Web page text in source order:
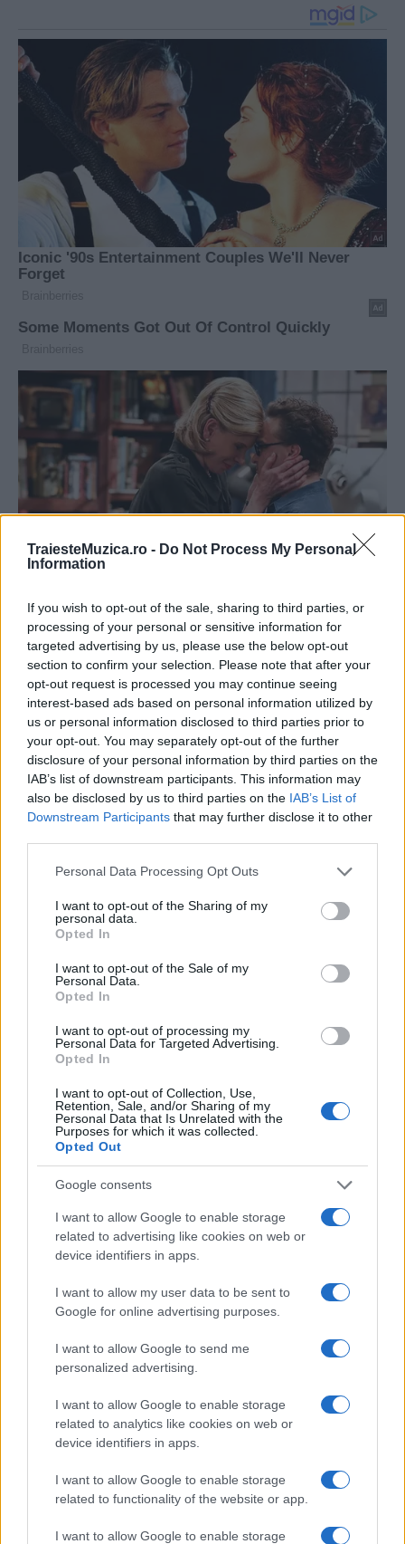
TraiesteMuzica.ro - Do Not Process My Personal
Information
If you wish to opt-out of the sale, sharing to third parties, or
processing of your personal or sensitive information for
targeted advertising by us, please use the below opt-out
section to confirm your selection. Please note that after your
opt-out request is processed you may continue seeing
interest-based ads based on personal information utilized by
us or personal information disclosed to third parties prior to
your opt-out. You may separately opt-out of the further
disclosure of your personal information by third parties on the
IAB’s list of downstream participants. This information may
also be disclosed by us to third parties on the IAB’s List of
Downstream Participants that may further disclose it to other
Please note that this website/app uses one or more Google
not limited to your visit or usage behaviour. You may click to
grant or deny consent to Google and its third-party tags to
use your data for below specified purposes in below Google
consent section.
Personal Data Processing Opt Outs
I want to opt-out of the Sharing of my
personal data.
Opted In
I want to opt-out of the Sale of my
Personal Data.
Opted In
I want to opt-out of processing my
Personal Data for Targeted Advertising.
Opted In
I want to opt-out of Collection, Use,
Retention, Sale, and/or Sharing of my
Personal Data that Is Unrelated with the
Purposes for which it was collected.
Opted Out
Google consents
I want to allow Google to enable storage
related to advertising like cookies on web or
device identifiers in apps.
I want to allow my user data to be sent to
Google for online advertising purposes.
I want to allow Google to send me
personalized advertising.
I want to allow Google to enable storage
related to analytics like cookies on web or
device identifiers in apps.
I want to allow Google to enable storage
related to functionality of the website or app.
I want to allow Google to enable storage